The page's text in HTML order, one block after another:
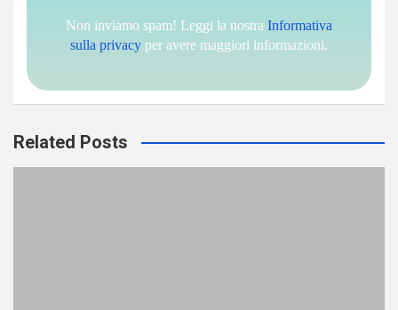
Non inviamo spam! Leggi la nostra Informativa
sulla privacy per avere maggiori informazioni.
Related Posts